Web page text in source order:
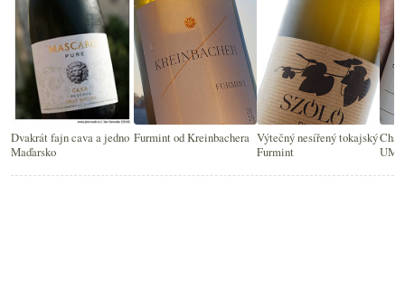
Dvakrát fajn cava a jedno
Maďarsko
Furmint od Kreinbachera Výtečný nesířený tokajský
Furmint